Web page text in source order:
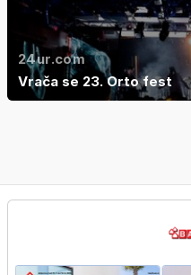
24ur.com
Vrača se 23. Orto fest